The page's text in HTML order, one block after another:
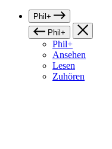
Phil+
Phil+
Phil+
Ansehen
Lesen
Zuhören